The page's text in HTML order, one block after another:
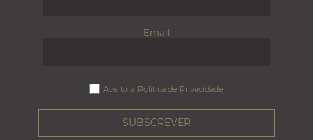
Email
Aceito a Política de Privacidade